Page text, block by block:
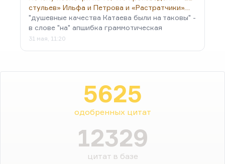
стульев» Ильфа и Петрова и «Растратчики»…
"душевные качества Катаева были на таковы" -
в слове "на" апшибка граммотическая
31 мая, 11:20
5625
одобренных цитат
12329
цитат в базе